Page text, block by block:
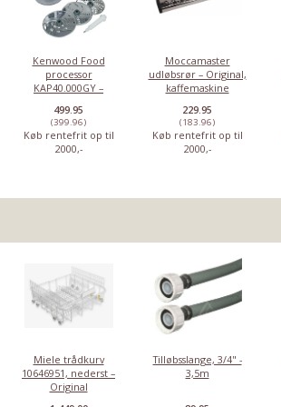
Kenwood Food
processor
KAP40.000GY –
499.95
(399.96)
Køb rentefrit op til
2000,-
Moccamaster
udløbsrør – Original,
kaffemaskine
229.95
(183.96)
Køb rentefrit op til
2000,-
Miele trådkurv
10646951, nederst –
Original
Tilløbsslange, 3/4" -
3,5m